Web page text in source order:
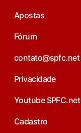
Apostas
Fórum
contato@spfc.net
Privacidade
Youtube SPFC.net
Cadastro